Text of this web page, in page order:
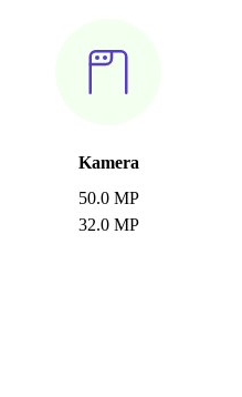
Kamera
50.0 MP
32.0 MP